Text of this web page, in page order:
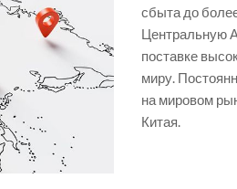
сбыта до
Центральную
поставке
миру.
на мировом
Китая.